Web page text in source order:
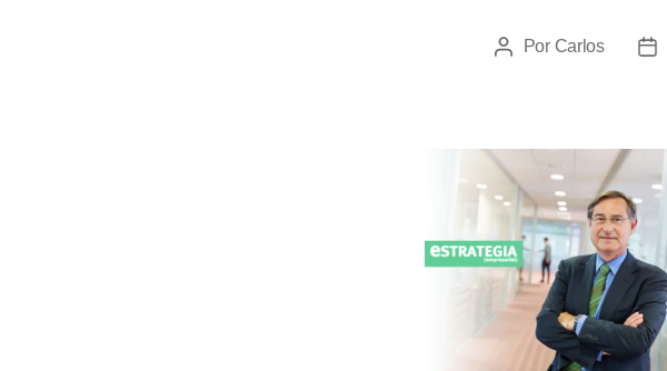
Por Carlos